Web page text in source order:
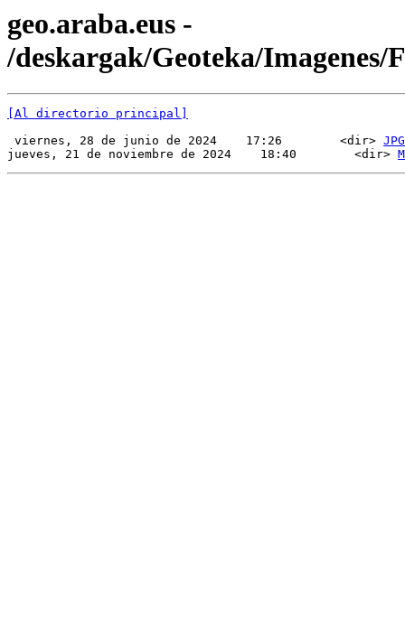
geo.araba.eus -
/deskargak/Geoteka/Imagenes/
[Al directorio principal]
viernes, 28 de junio de 2024    17:26        <dir> JPG
jueves, 21 de noviembre de 2024    18:40        <dir>